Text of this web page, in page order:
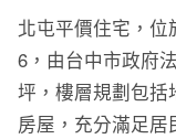
北屯平價住宅，位
6，由台中市政府
坪，樓層規劃包括
房屋，充分滿足